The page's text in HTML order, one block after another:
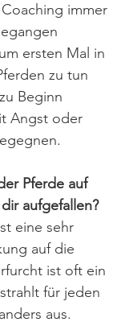
immer
ersten Mal in
zu tun
Beginn
Angst oder
Pferde auf
aufgefallen?
eine sehr
auf die
ist oft ein
für jeden
aus.